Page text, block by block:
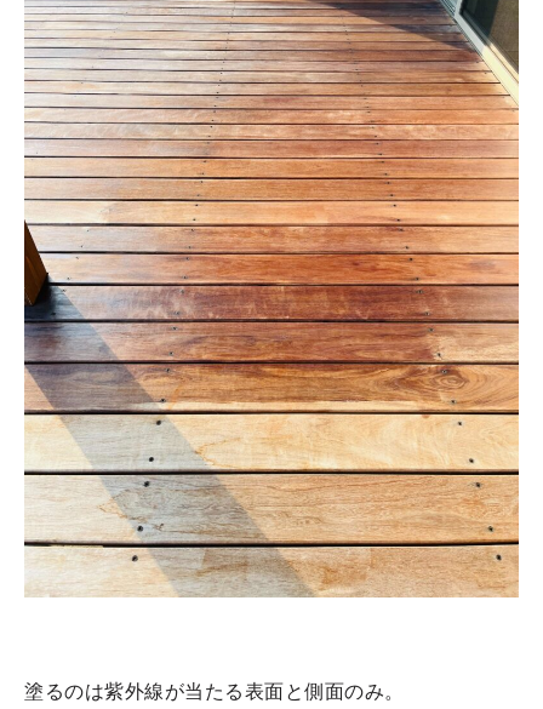
塗るのは紫外線が当たる表面と側面のみ。